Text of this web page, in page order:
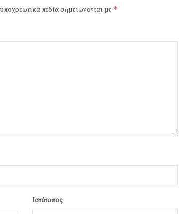
πεδία σημειώνονται με *
Ιστότοπος